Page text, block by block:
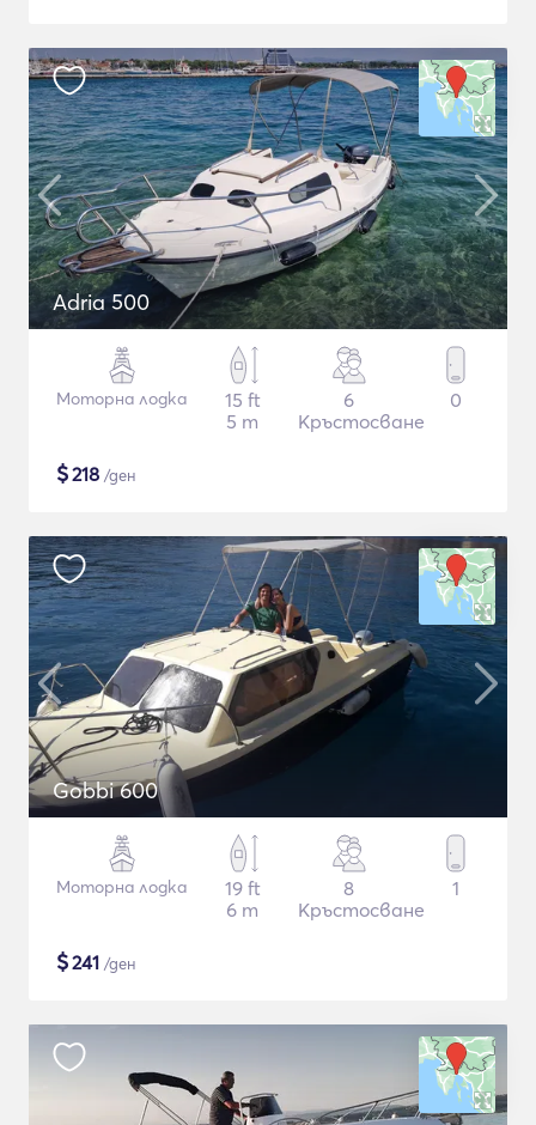
Adria 500
Моторна лодка
15 ft
5 m
6
Кръстосване
0
$218 /ден
Gobbi 600
Моторна лодка
19 ft
6 m
8
Кръстосване
1
$241 /ден